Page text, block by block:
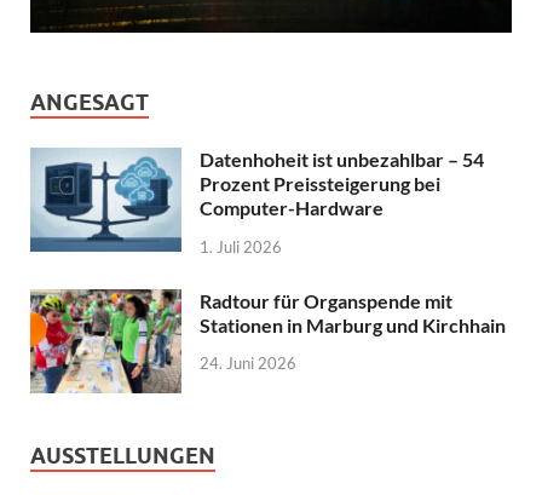
ANGESAGT
Datenhoheit ist unbezahlbar – 54
Prozent Preissteigerung bei
Computer-Hardware
1. Juli 2026
Radtour für Organspende mit
Stationen in Marburg und Kirchhain
24. Juni 2026
AUSSTELLUNGEN